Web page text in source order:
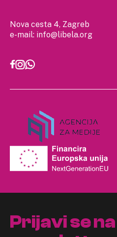
Nova cesta 4, Zagreb
e-mail: info@libela.org
Prijavi se